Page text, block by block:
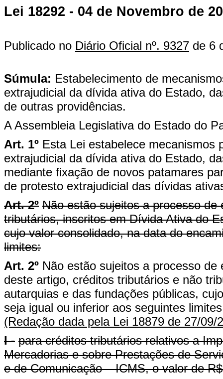
Lei 18292 - 04 de Novembro de
Publicado no Diário Oficial nº. 9327 de 6
Súmula: Estabelecimento de
extrajudicial da dívida ativa do Estado,
de outras providências.
A Assembleia Legislativa do Estado do
Art. 1º Esta Lei estabelece mecanismos
extrajudicial da dívida ativa do Estado,
mediante fixação de novos patamares
de protesto extrajudicial das dívidas
Art. 2º Não estão sujeitos a processo
tributários, inscritos em Dívida Ativa do
cujo valor consolidado, na data do
limites:
Art. 2º Não estão sujeitos a processo
deste artigo, créditos tributários e não
autarquias e das fundações públicas,
seja igual ou inferior aos seguintes
(Redação dada pela Lei 18879 de 27/09/
I - para créditos tributários relativos a
Mercadorias e sobre Prestações de
e de Comunicação – ICMS, o valor de